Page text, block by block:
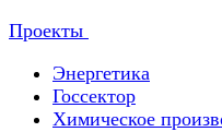
Проекты
Энергетика
Госсектор
Химическое